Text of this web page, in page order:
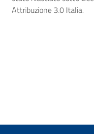
Attribuzione 3.0 Italia.